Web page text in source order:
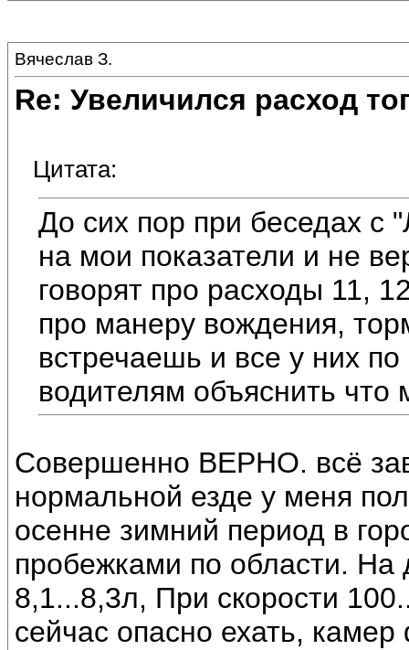
Вячеслав З.
Re: Увеличился расход
Цитата:
До сих пор при беседах с
на мои показатели и не
говорят про расходы 11,
про манеру вождения,
встречаешь и все у них
водителям объяснить что
Совершенно ВЕРНО. всё
нормальной езде у меня
осенне зимний период в
пробежками по области. На
8,1...8,3л, При скорости
сейчас опасно ехать,